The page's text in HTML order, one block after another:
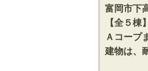
富岡市下
【全５棟】
Ａコープ
建物は、